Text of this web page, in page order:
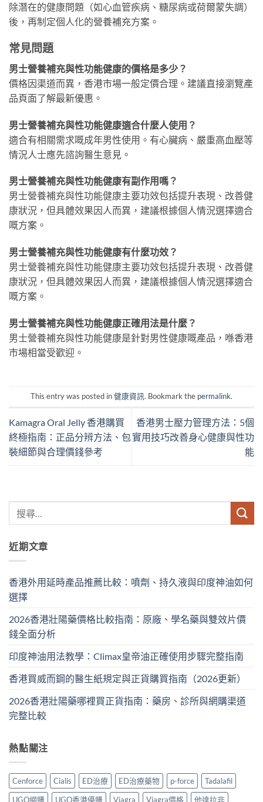
除潛在的健康問題（如心血管疾病、糖尿病或荷爾蒙失調）
後，再制定個人化的營養補充方案。
常見問題
男士營養補充與性功能健康的價格是多少？
價格因渠道而異，香港市場一般定價合理。建議直接瀏覽產
品頁面了解最新優惠。
男士營養補充與性功能健康適合什麼人使用？
適合有相關需求嘅成年男性使用。有心臟病、嚴重高血壓等
情況人士應先諮詢醫生意見。
男士營養補充與性功能健康有副作用嗎？
男士營養補充與性功能健康主要功效包括提升表現、改善健
康狀況，但具體效果因人而異，建議根據個人情況選擇適合
嘅方案。
男士營養補充與性功能健康有什麼功效？
男士營養補充與性功能健康主要功效包括提升表現、改善健
康狀況，但具體效果因人而異，建議根據個人情況選擇適合
嘅方案。
男士營養補充與性功能健康正確用法是什麼？
男士營養補充與性功能健康是針對男性健康嘅產品，喺香港
市場相當受歡迎。
This entry was posted in健康資訊. Bookmark the permalink.
Kamagra Oral Jelly 香港購買
終極指南：正品分辨方法、包
裝細節與合理價錢參考
香港男士壓力管理方法：5個
實用技巧改善身心健康與性功
能
近期文章
香港外用延時產品推薦比較：噴劑、持久液與印度神油如何
選擇
2026香港壯陽藥價格比較指南：原廠、學名藥與雙效片價
錢全面分析
印度神油用法教學：Climax皇帝油正確使用步驟完整指南
香港買威而鋼的醫生紙規定與正貨購買指南（2026更新）
2026香港壯陽藥哪裡買正貨指南：藥房、診所與網購渠道
完整比較
熱點關注
Cenforce Cialis ED治療 ED治療藥物 p-force
Tadalafil
UGO網購
UGO香港優購 Viagra Viagra價格 他達拉非